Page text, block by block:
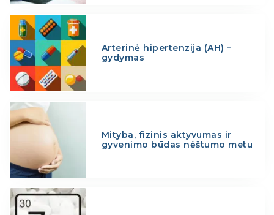
Arterinė hipertenzija (AH) –
gydymas
Mityba, fizinis aktyvumas ir
gyvenimo būdas nėštumo metu